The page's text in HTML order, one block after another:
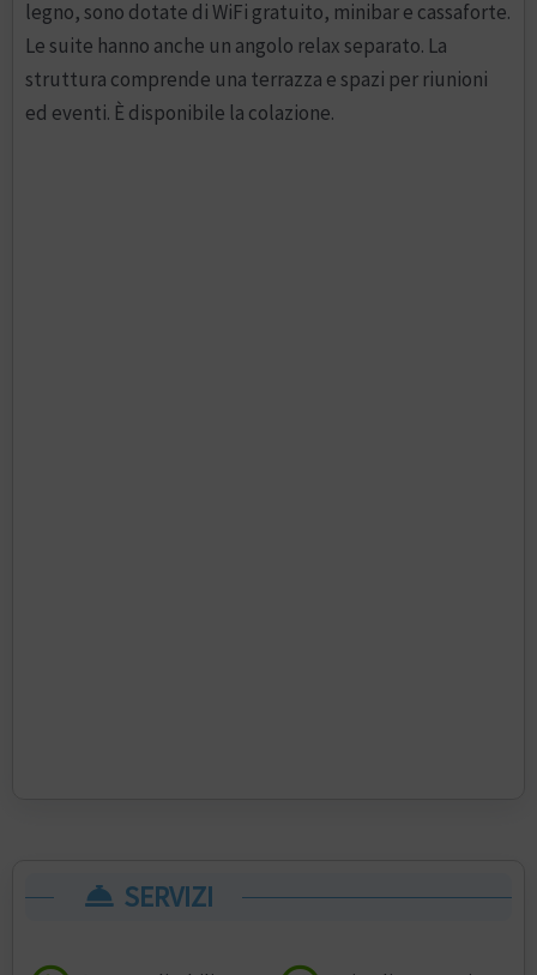
legno, sono dotate di WiFi gratuito, minibar e cassaforte.
Le suite hanno anche un angolo relax separato. La
struttura comprende una terrazza e spazi per riunioni
ed eventi. È disponibile la colazione.
SERVIZI